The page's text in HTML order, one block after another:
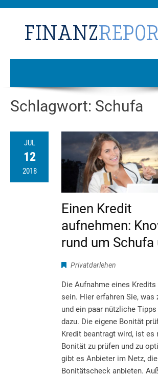
Schlagwort: Schufa
JUL
12
2018
Einen Kredit
aufnehmen:
rund um Schufa
Privatdarlehen
Die Aufnahme eines
sein. Hier erfahren Sie, was
und ein paar nützliche
dazu. Die eigene Bonität
Kredit beantragt wird, ist es
Bonität zu prüfen und zu
gibt es Anbieter im Netz,
Bonitätscheck anbieten.